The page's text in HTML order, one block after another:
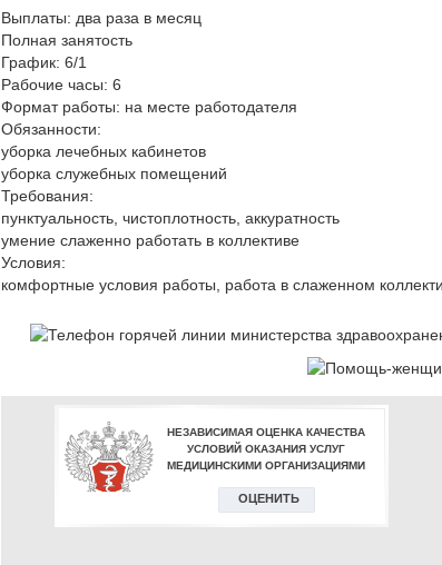
Выплаты: два раза в месяц
Полная занятость
График: 6/1
Рабочие часы: 6
Формат работы: на месте работодателя
Обязанности:
уборка лечебных кабинетов
уборка служебных помещений
Требования:
пунктуальность, чистоплотность, аккуратность
умение слаженно работать в коллективе
Условия:
комфортные условия работы, работа в слаженном